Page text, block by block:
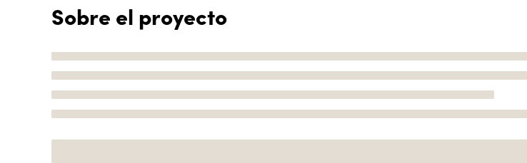
Sobre el proyecto